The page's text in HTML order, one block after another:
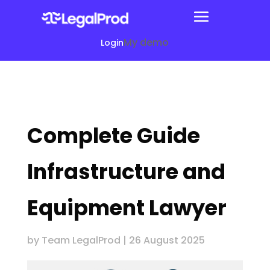
LoginMy demo
Complete Guide
Infrastructure and
Equipment Lawyer
by Team LegalProd | 26 August 2025